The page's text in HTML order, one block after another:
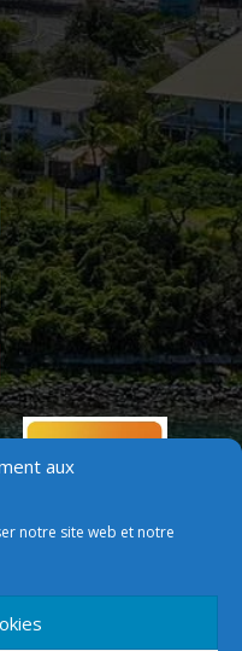
aux
notre site web et notre